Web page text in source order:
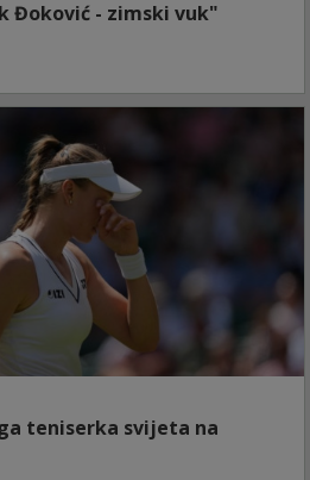
Đoković - zimski vuk"
teniserka svijeta na